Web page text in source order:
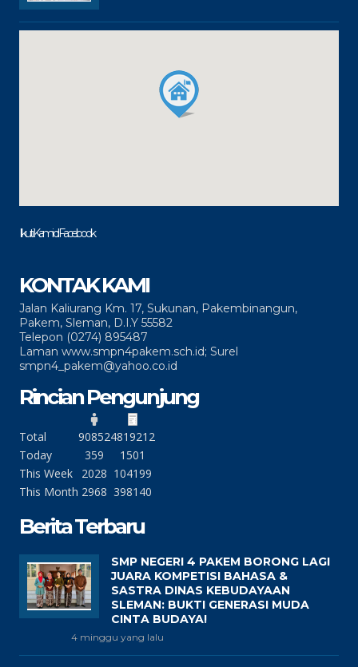
Ikuti Kami di Facebook
KONTAK KAMI
Jalan Kaliurang Km. 17, Sukunan, Pakembinangun,
Pakem, Sleman, D.I.Y 55582
Telepon (0274) 895487
Laman www.smpn4pakem.sch.id; Surel
smpn4_pakem@yahoo.co.id
Rincian Pengunjung
Total 908524819212
Today
359
1501
This Week
2028 104199
This Month 2968 398140
Berita Terbaru
SMP NEGERI 4 PAKEM BORONG LAGI
JUARA KOMPETISI BAHASA &
SASTRA DINAS KEBUDAYAAN
SLEMAN: BUKTI GENERASI MUDA
CINTA BUDAYA!
4 minggu yang lalu